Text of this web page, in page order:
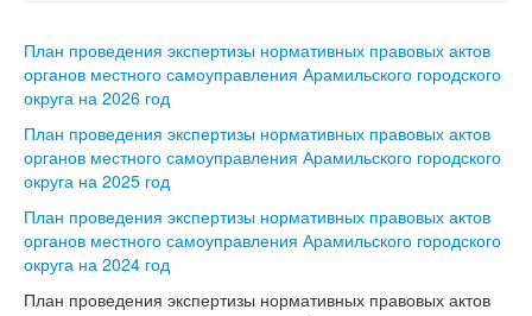
План проведения экспертизы нормативных правовых актов
органов местного самоуправления Арамильского городского
округа на 2026 год
План проведения экспертизы нормативных правовых актов
органов местного самоуправления Арамильского городского
округа на 2025 год
План проведения экспертизы нормативных правовых актов
органов местного самоуправления Арамильского городского
округа на 2024 год
План проведения экспертизы нормативных правовых актов